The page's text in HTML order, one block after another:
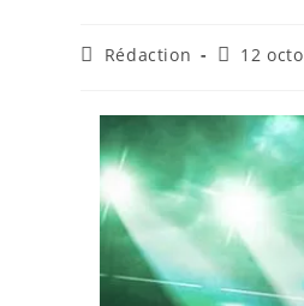
Auteur/autrice
publication :
Rédaction 12